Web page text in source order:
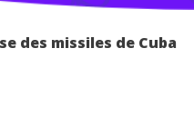
des missiles de Cuba